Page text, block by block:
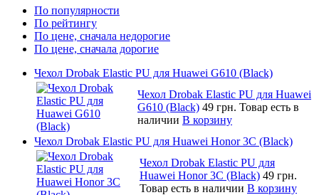
По популярности
По рейтингу
По цене, сначала недорогие
По цене, сначала дорогие
Чехол Drobak Elastic PU для Huawei G610 (Black)
Чехол Drobak Elastic PU для Huawei
G610 (Black) 49 грн. Товар есть в
наличии В корзину
Чехол Drobak Elastic PU для Huawei Honor 3C (Black)
Чехол Drobak Elastic PU для
Huawei Honor 3C (Black) 49 грн.
Товар есть в наличии В корзину